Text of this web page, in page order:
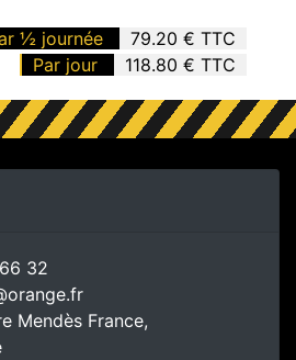
½ journée
79.20 € TTC
Par jour
118.80 € TTC
32
Mendès France,